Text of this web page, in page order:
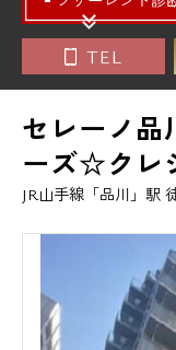
TEL
セレーノ
ーズ☆クレ
JR山手線「品川」駅